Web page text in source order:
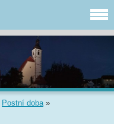
Postní doba»